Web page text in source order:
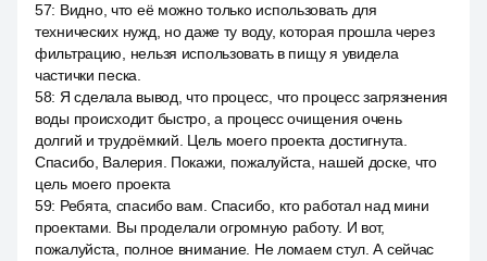
57: Видно, что её можно только использовать для
технических нужд, но даже ту воду, которая прошла через
фильтрацию, нельзя использовать в пищу я увидела
частички песка.
58: Я сделала вывод, что процесс, что процесс загрязнения
воды происходит быстро, а процесс очищения очень
долгий и трудоёмкий. Цель моего проекта достигнута.
Спасибо, Валерия. Покажи, пожалуйста, нашей доске, что
цель моего проекта
59: Ребята, спасибо вам. Спасибо, кто работал над мини
проектами. Вы проделали огромную работу. И вот,
пожалуйста, полное внимание. Не ломаем стул. А сейчас